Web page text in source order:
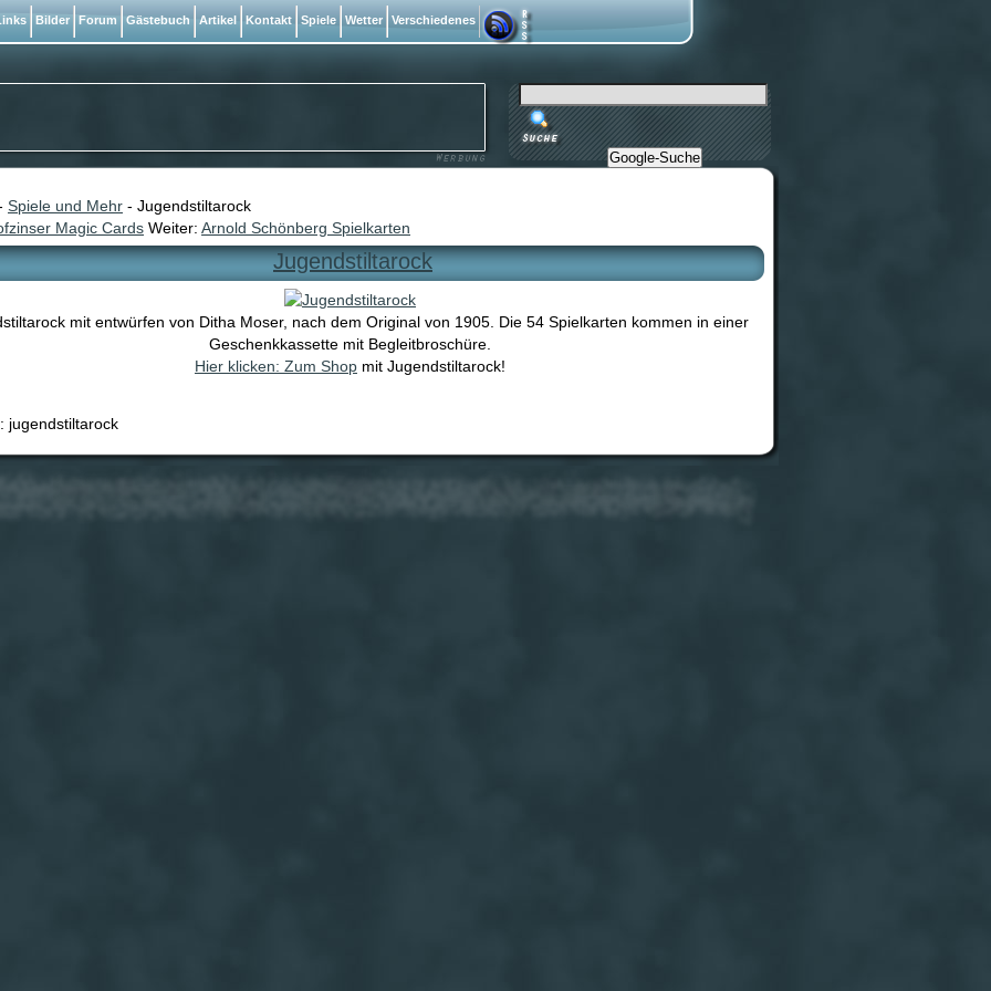
Spiele und Mehr - Jugendstiltarock
Magic Cards Weiter: Arnold Schönberg Spielkarten
Jugendstiltarock
mit entwürfen von Ditha Moser, nach dem Original von 1905. Die 54 Spielkarten kommen in einer
Geschenkkassette mit Begleitbroschüre.
Hier klicken: Zum Shop mit Jugendstiltarock!
jugendstiltarock
Bilder Forum Gästebuch Artikel Kontakt Spiele Wetter Verschiedenes
Google-Suche